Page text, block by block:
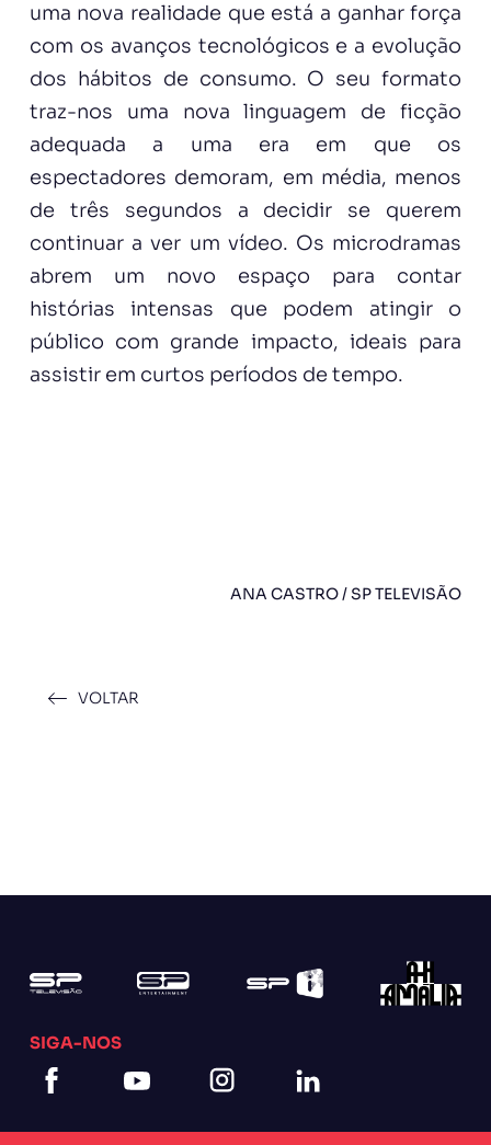
uma nova realidade que está a ganhar força
com os avanços tecnológicos e a evolução
dos hábitos de consumo. O seu formato
traz-nos uma nova linguagem de ficção
adequada a uma era em que os
espectadores demoram, em média, menos
de três segundos a decidir se querem
continuar a ver um vídeo. Os microdramas
abrem um novo espaço para contar
histórias intensas que podem atingir o
público com grande impacto, ideais para
assistir em curtos períodos de tempo.
ANA CASTRO / SP TELEVISÃO
VOLTAR
SIGA-NOS